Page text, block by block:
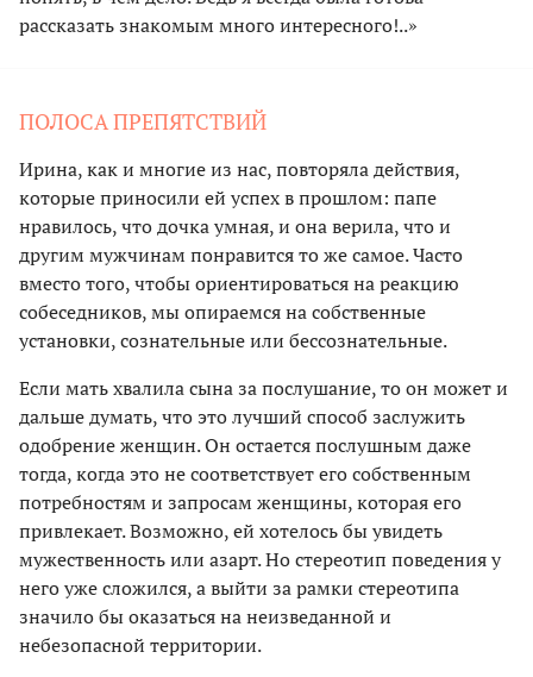
рассказать знакомым много интересного!..»
ПОЛОСА ПРЕПЯТСТВИЙ
Ирина, как и многие из нас, повторяла действия,
которые приносили ей успех в прошлом: папе
нравилось, что дочка умная, и она верила, что и
другим мужчинам понравится то же самое. Часто
вместо того, чтобы ориентироваться на реакцию
собеседников, мы опираемся на собственные
установки, сознательные или бессознательные.
Если мать хвалила сына за послушание, то он может и
дальше думать, что это лучший способ заслужить
одобрение женщин. Он остается послушным даже
тогда, когда это не соответствует его собственным
потребностям и запросам женщины, которая его
привлекает. Возможно, ей хотелось бы увидеть
мужественность или азарт. Но стереотип поведения у
него уже сложился, а выйти за рамки стереотипа
значило бы оказаться на неизведанной и
небезопасной территории.